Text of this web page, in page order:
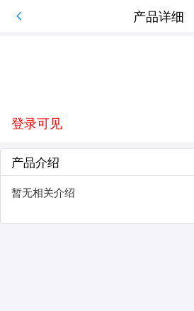
产品详细
登录可见
产品介绍
暂无相关介绍